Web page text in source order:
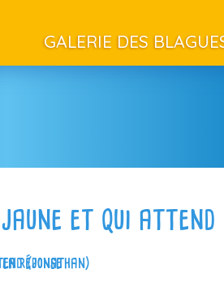
GALERIE DES
jaune et qui attend
réponse
(jonathan)